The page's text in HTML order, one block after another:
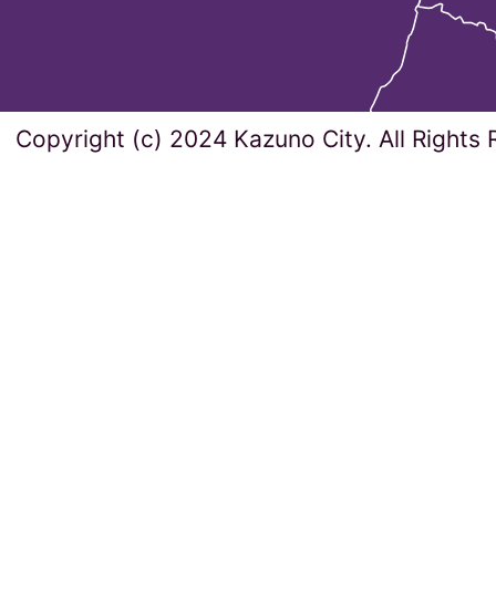
Copyright (c) 2024 Kazuno City. All Rights